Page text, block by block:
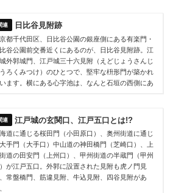
日比谷見附跡
都千代田区、日比谷公園の銀座側にある有楽門・
谷公園前交番近くにあるのが、日比谷見附跡。江
外郭城門、江戸城三十六見附（えどじょうさんじ
ろくみつけ）のひとつで、堅牢な枡形門が築かれ
ます。横にある心字池は、なんと石垣の西側にあ
江戸城の玄関口、江戸五口とは!?
道に通じる桜田門（小田原口）、奥州街道に通じ
手門（大手口）中山道の神田橋門（芝崎口）、上
道の田安門（上州口）、甲州街道の半蔵門（甲州
が江戸五口。外郭に設置された見附も虎ノ門見
常盤橋門、筋違見附、牛込見附、四谷見附があ